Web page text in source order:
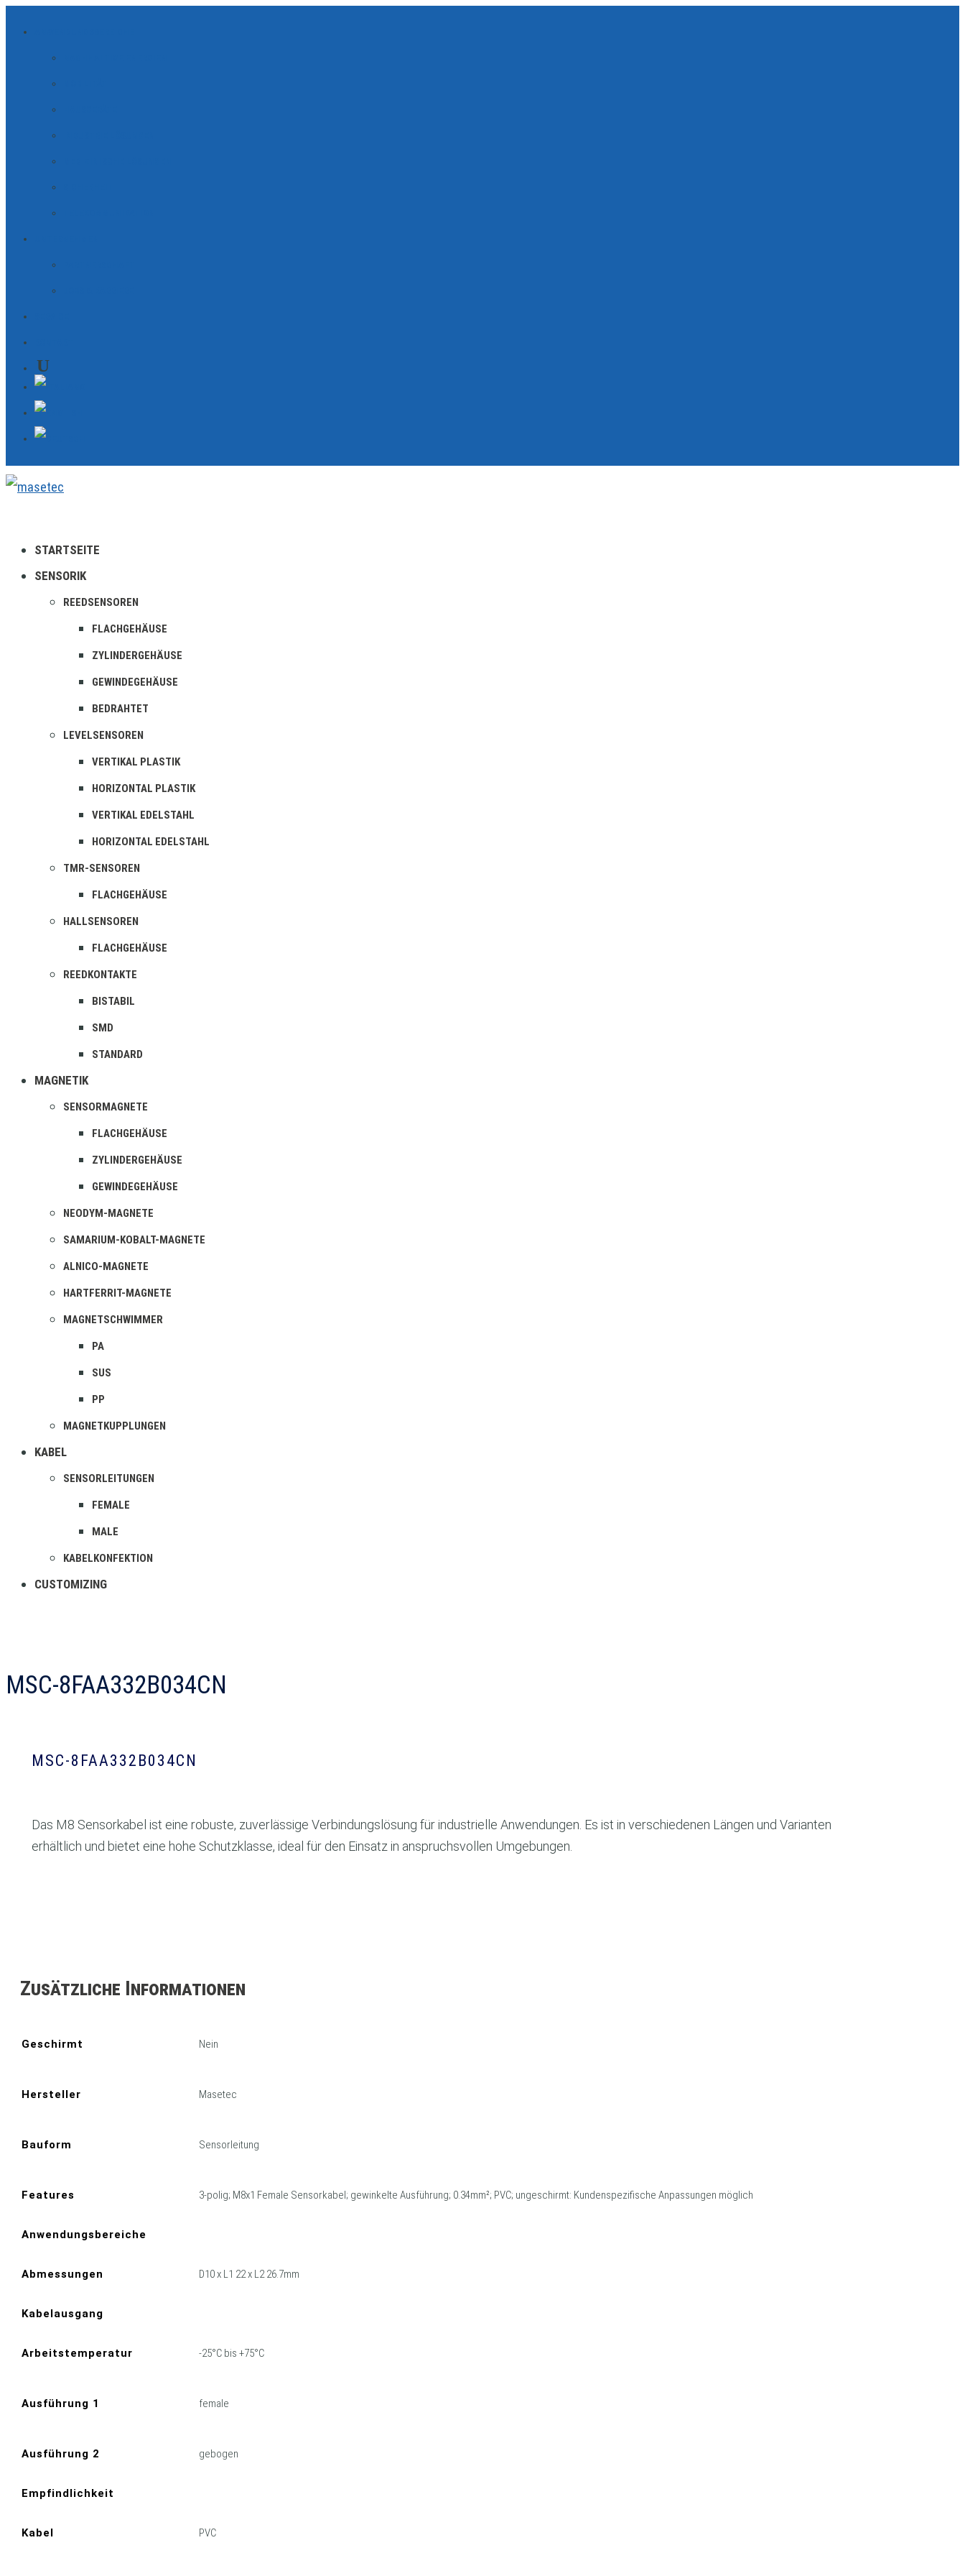
STARTSEITE
SENSORIK
REEDSENSOREN
FLACHGEHÄUSE
ZYLINDERGEHÄUSE
GEWINDEGEHÄUSE
BEDRAHTET
LEVELSENSOREN
VERTIKAL PLASTIK
HORIZONTAL PLASTIK
VERTIKAL EDELSTAHL
HORIZONTAL EDELSTAHL
TMR-SENSOREN
FLACHGEHÄUSE
HALLSENSOREN
FLACHGEHÄUSE
REEDKONTAKTE
BISTABIL
SMD
STANDARD
MAGNETIK
SENSORMAGNETE
FLACHGEHÄUSE
ZYLINDERGEHÄUSE
GEWINDEGEHÄUSE
NEODYM-MAGNETE
SAMARIUM-KOBALT-MAGNETE
ALNICO-MAGNETE
HARTFERRIT-MAGNETE
MAGNETSCHWIMMER
PA
SUS
PP
MAGNETKUPPLUNGEN
KABEL
SENSORLEITUNGEN
FEMALE
MALE
KABELKONFEKTION
CUSTOMIZING
MSC-8FAA332B034CN
MSC-8FAA332B034CN
Das M8 Sensorkabel ist eine robuste, zuverlässige Verbindungslösung für industrielle Anwendungen. Es ist in verschiedenen Längen und Varianten
erhältlich und bietet eine hohe Schutzklasse, ideal für den Einsatz in anspruchsvollen Umgebungen.
Zusätzliche Informationen
Geschirmt Nein
Hersteller Masetec
Bauform Sensorleitung
Features 3-polig; M8x1 Female Sensorkabel; gewinkelte Ausführung; 0.34mm²; PVC; ungeschirmt: Kundenspezifische Anpassungen möglich
Anwendungsbereiche
Abmessungen D10 x L1 22 x L2 26.7mm
Kabelausgang
Arbeitstemperatur -25°C bis +75°C
Ausführung 1 female
Ausführung 2 gebogen
Empfindlichkeit
Kabel PVC